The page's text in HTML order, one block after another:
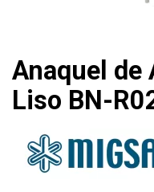
Anaquel de
Liso BN-